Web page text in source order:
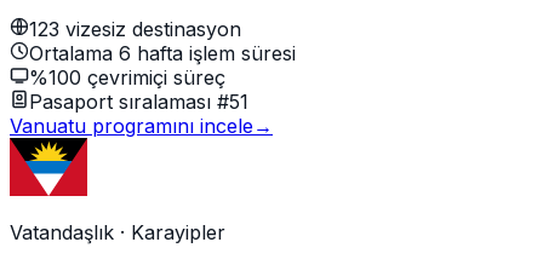
123 vizesiz destinasyon
Ortalama 6 hafta işlem süresi
%100 çevrimiçi süreç
Pasaport sıralaması #51
Vanuatu programını incele→
Vatandaşlık · Karayipler